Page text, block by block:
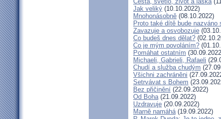
Jak veliký (10.10.2022)
Mnohonásobně (08.10.2022)
Proto také dítě bude
Zavazuje a osvobozuje
Co budeš dnes dělat?
Co je mým povoláním?
Pomáhat ostatním
Michaeli, Gabrieli, Rafaeli
Chudí a služba chudým
Všichni zachráněni
Setrvávat s Bohem
Bez přičinění (22.09.2022)
Od Boha(21.09.2022)
Uzdravuje (20.09.2022)
Marně namáhá(19.09.2022)